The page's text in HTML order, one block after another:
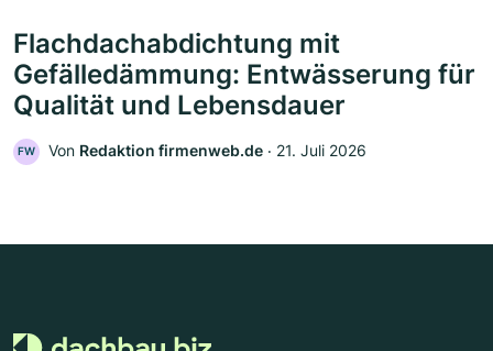
Flachdachabdichtung mit
Gefälledämmung: Entwässerung für
Qualität und Lebensdauer
FW Von Redaktion firmenweb.de ‧ 21. Juli 2026